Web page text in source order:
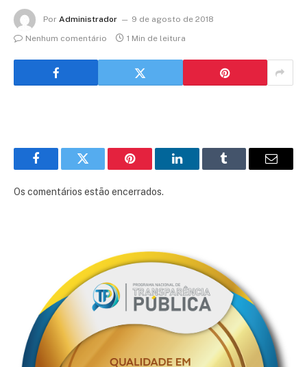
Por Administrador
9 de agosto de 2018
Nenhum comentário
1 Min de leitura
FacebookTwitter Pinterest LinkedInTumblr
E-
Os comentários estão encerrados.